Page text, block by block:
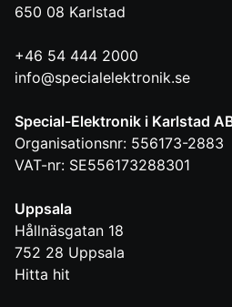
650 08 Karlstad
+46 54 444 2000
info@specialelektronik.se
Special-Elektronik i Karlstad
Organisationsnr: 556173-2883
VAT-nr: SE556173288301
Uppsala
Hållnäsgatan 18
752 28 Uppsala
Hitta hit